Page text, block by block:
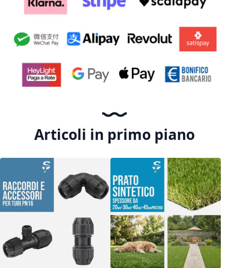
Articoli in primo piano